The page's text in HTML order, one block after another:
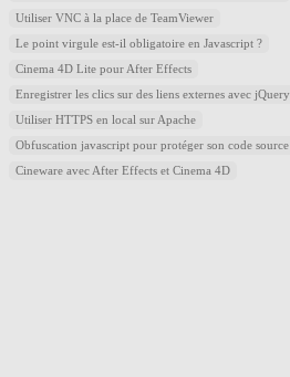
Utiliser VNC à la place de TeamViewer
Le point virgule est-il obligatoire en Javascript ?
Cinema 4D Lite pour After Effects
Enregistrer les clics sur des liens externes avec jQuery
Utiliser HTTPS en local sur Apache
Obfuscation javascript pour protéger son code source
Cineware avec After Effects et Cinema 4D